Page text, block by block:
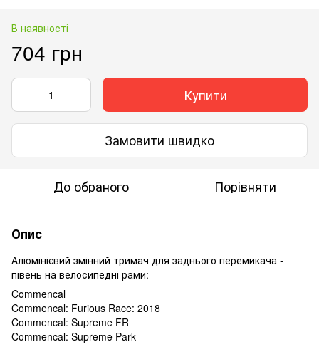
В наявності
704 грн
Купити
Замовити швидко
До обраного Порівняти
Опис
Алюмінієвий змінний тримач для заднього перемикача -
півень на велосипедні рами:
Commencal
Commencal: Furious Race: 2018
Commencal: Supreme FR
Commencal: Supreme Park